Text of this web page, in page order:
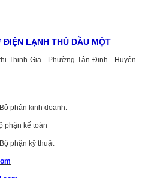
ĐIỆN LẠNH THỦ DẦU MỘT
Thịnh Gia - Phường Tân Định - Huyện
phận kinh doanh.
phận kế toán
phận kỹ thuật